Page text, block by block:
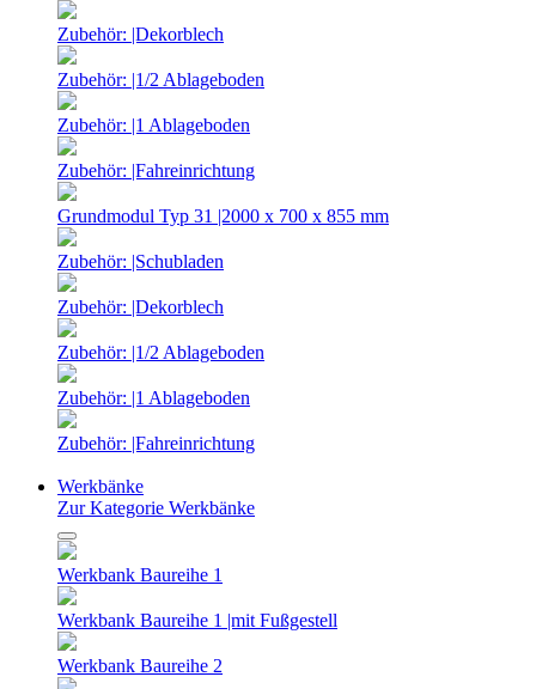
Zubehör: |Dekorblech
Zubehör: |1/2 Ablageboden
Zubehör: |1 Ablageboden
Zubehör: |Fahreinrichtung
Grundmodul Typ 31 |2000 x 700 x 855 mm
Zubehör: |Schubladen
Zubehör: |Dekorblech
Zubehör: |1/2 Ablageboden
Zubehör: |1 Ablageboden
Zubehör: |Fahreinrichtung
Werkbänke
Zur Kategorie Werkbänke
Werkbank Baureihe 1
Werkbank Baureihe 1 |mit Fußgestell
Werkbank Baureihe 2